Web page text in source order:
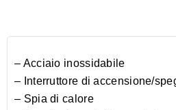
– Acciaio inossidabile
– Interruttore di accensione/
– Spia di calore